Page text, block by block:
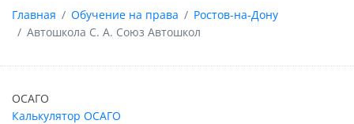
Главная Обучение на права
Ростов-на-Дону
Автошкола С. А. Союз Автошкол
ОСАГО
Калькулятор ОСАГО